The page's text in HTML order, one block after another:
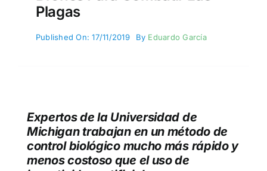
Plagas
Published On: 17/11/2019 By Eduardo García
Expertos de la Universidad de
Michigan trabajan en un método de
control biológico mucho más rápido y
menos costoso que el uso de